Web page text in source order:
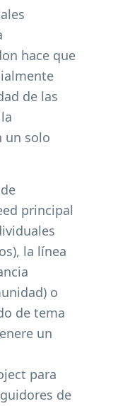
hace que
de las
un solo
principal
la línea
o
de tema
un
para
de